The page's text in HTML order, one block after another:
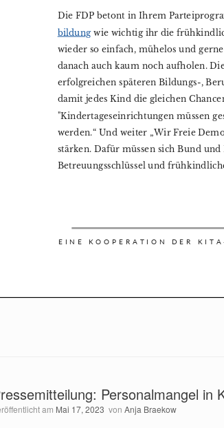
Personalmangel in
am Mai 17, 2023 von Anja Braekow